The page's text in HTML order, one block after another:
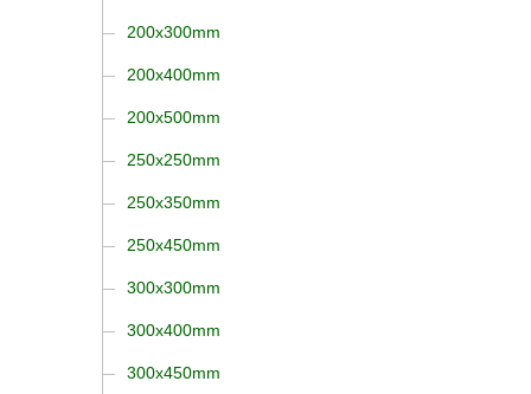
200x300mm
200x400mm
200x500mm
250x250mm
250x350mm
250x450mm
300x300mm
300x400mm
300x450mm